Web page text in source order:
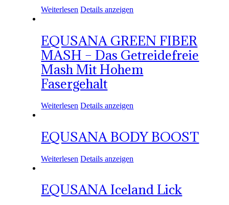
Weiterlesen Details anzeigen
EQUSANA GREEN FIBER
MASH – Das Getreidefreie
Mash Mit Hohem
Fasergehalt
Weiterlesen Details anzeigen
EQUSANA BODY BOOST
Weiterlesen Details anzeigen
EQUSANA Iceland Lick